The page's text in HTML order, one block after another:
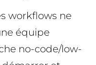
workflows ne
équipe
no-code/low-